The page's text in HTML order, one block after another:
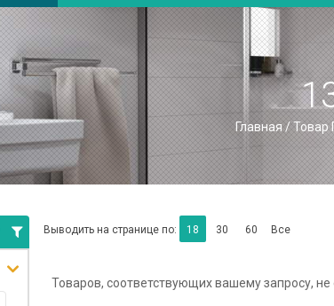
Главная / Товар
Выводить на странице по: 18 30 60 Все
Товаров, соответствующих вашему запросу, не